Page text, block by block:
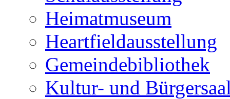
Heimatmuseum
Heartfieldausstellung
Gemeindebibliothek
Kultur- und